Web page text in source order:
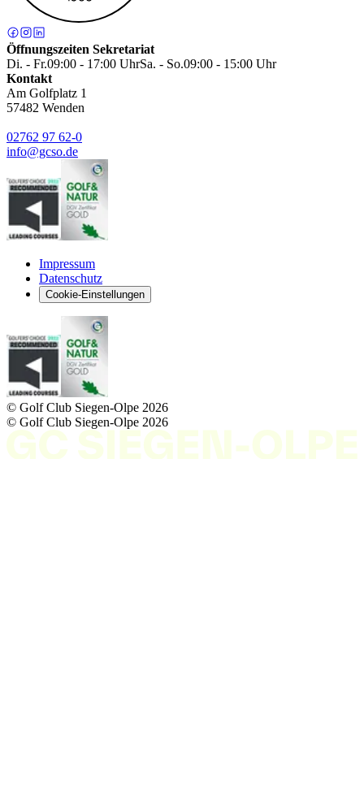
Öffnungszeiten Sekretariat
Di. - Fr.09:00 - 17:00 UhrSa. - So.09:00 - 15:00 Uhr
Kontakt
Am Golfplatz 1
57482 Wenden
02762 97 62-0
info@gcso.de
Impressum
Datenschutz
Cookie-Einstellungen
© Golf Club Siegen-Olpe 2026
© Golf Club Siegen-Olpe 2026